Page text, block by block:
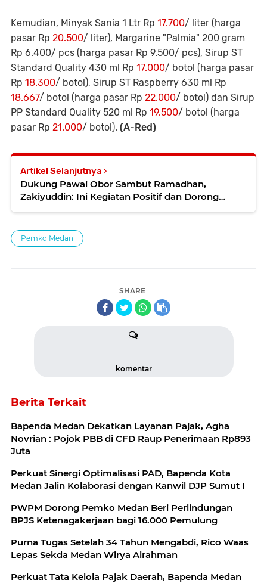
Kemudian, Minyak Sania 1 Ltr Rp 17.700/ liter (harga
pasar Rp 20.500/ liter), Margarine "Palmia" 200 gram
Rp 6.400/ pcs (harga pasar Rp 9.500/ pcs), Sirup ST
Standard Quality 430 ml Rp 17.000/ botol (harga pasar
Rp 18.300/ botol), Sirup ST Raspberry 630 ml Rp
18.667/ botol (harga pasar Rp 22.000/ botol) dan Sirup
PP Standard Quality 520 ml Rp 19.500/ botol (harga
pasar Rp 21.000/ botol). (A-Red)
Artikel Selanjutnya
Dukung Pawai Obor Sambut Ramadhan,
Zakiyuddin: Ini Kegiatan Positif dan Dorong
Pemko Medan
SHARE
komentar
Berita Terkait
Bapenda Medan Dekatkan Layanan Pajak, Agha
Novrian : Pojok PBB di CFD Raup Penerimaan Rp893
Juta
Perkuat Sinergi Optimalisasi PAD, Bapenda Kota
Medan Jalin Kolaborasi dengan Kanwil DJP Sumut I
PWPM Dorong Pemko Medan Beri Perlindungan
BPJS Ketenagakerjaan bagi 16.000 Pemulung
Purna Tugas Setelah 34 Tahun Mengabdi, Rico Waas
Lepas Sekda Medan Wirya Alrahman
Perkuat Tata Kelola Pajak Daerah, Bapenda Medan